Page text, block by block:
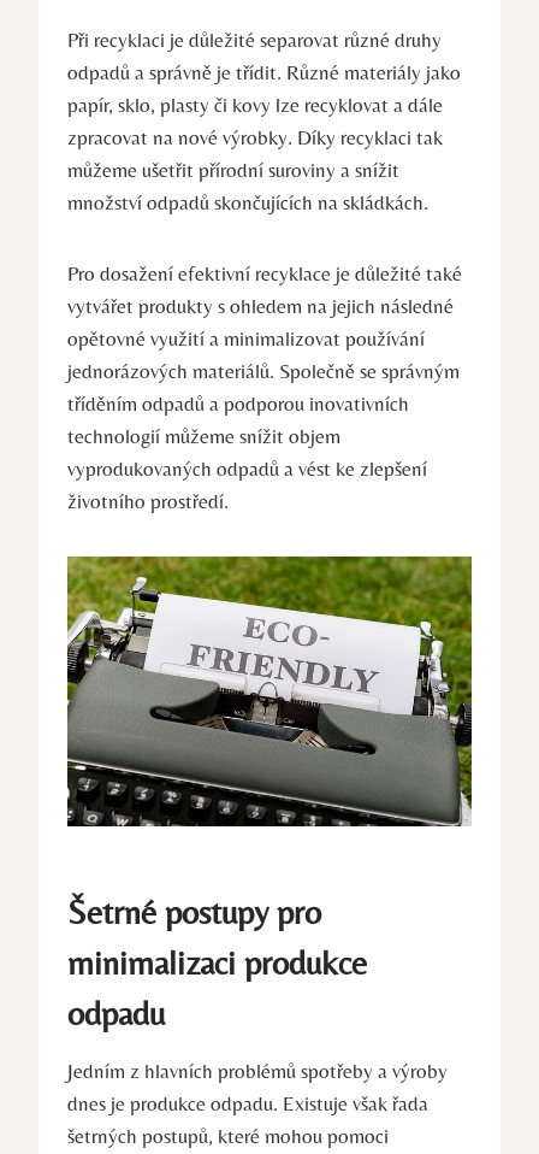
Při⁤ recyklaci je⁣ důležité⁣ separovat ⁤různé druhy
‍odpadů‌ a správně ⁣je třídit. Různé materiály jako‍
papír, sklo, plasty ​či‍ kovy ​lze recyklovat a⁢ dále
zpracovat na⁣ nové výrobky. Díky⁤ recyklaci ⁢tak
můžeme ušetřit​ přírodní‌ suroviny a snížit
množství odpadů skončujících na ⁣skládkách.
Pro dosažení efektivní recyklace je ‍důležité také
vytvářet produkty s ohledem na jejich​ následné
opětovné využití a minimalizovat používání⁣
jednorázových‌ materiálů. Společně⁤ se správným
tříděním odpadů⁤ a podporou inovativních
‍technologií⁣ můžeme snížit ⁢objem‍
vyprodukovaných‍ odpadů a vést ke⁤ zlepšení ​
životního prostředí.
Šetrné‌ postupy pro
⁤minimalizaci ⁣produkce‌
odpadu
Jedním z hlavních problémů spotřeby‍ a výroby
dnes ​je produkce odpadu. ⁣Existuje však řada
šetrných postupů, které mohou⁣ pomoci